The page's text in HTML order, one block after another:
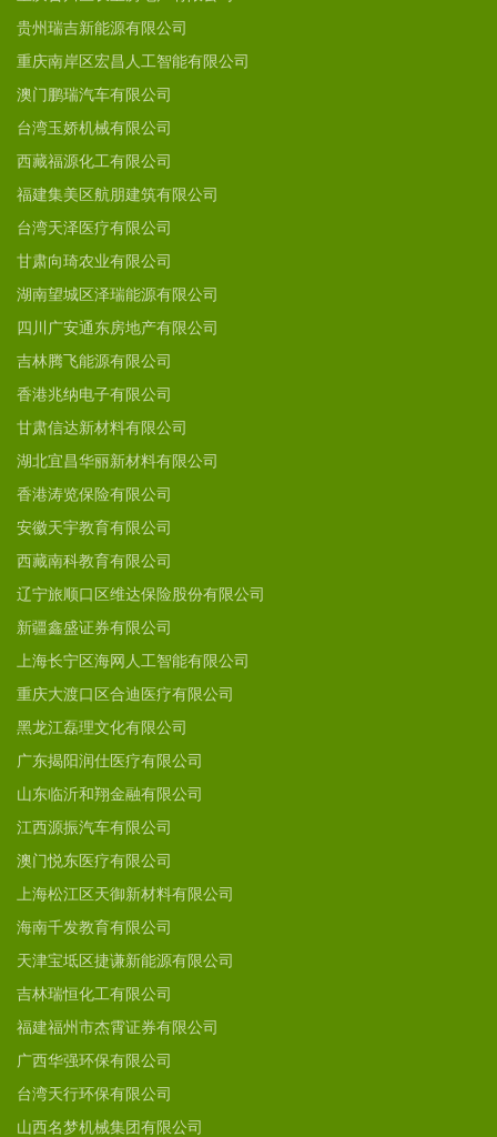
贵州瑞吉新能源有限公司
重庆南岸区宏昌人工智能有限公司
澳门鹏瑞汽车有限公司
台湾玉娇机械有限公司
西藏福源化工有限公司
福建集美区航朋建筑有限公司
台湾天泽医疗有限公司
甘肃向琦农业有限公司
湖南望城区泽瑞能源有限公司
四川广安通东房地产有限公司
吉林腾飞能源有限公司
香港兆纳电子有限公司
甘肃信达新材料有限公司
湖北宜昌华丽新材料有限公司
香港涛览保险有限公司
安徽天宇教育有限公司
西藏南科教育有限公司
辽宁旅顺口区维达保险股份有限公司
新疆鑫盛证券有限公司
上海长宁区海网人工智能有限公司
重庆大渡口区合迪医疗有限公司
黑龙江磊理文化有限公司
广东揭阳润仕医疗有限公司
山东临沂和翔金融有限公司
江西源振汽车有限公司
澳门悦东医疗有限公司
上海松江区天御新材料有限公司
海南千发教育有限公司
天津宝坻区捷谦新能源有限公司
吉林瑞恒化工有限公司
福建福州市杰霄证券有限公司
广西华强环保有限公司
台湾天行环保有限公司
山西名梦机械集团有限公司